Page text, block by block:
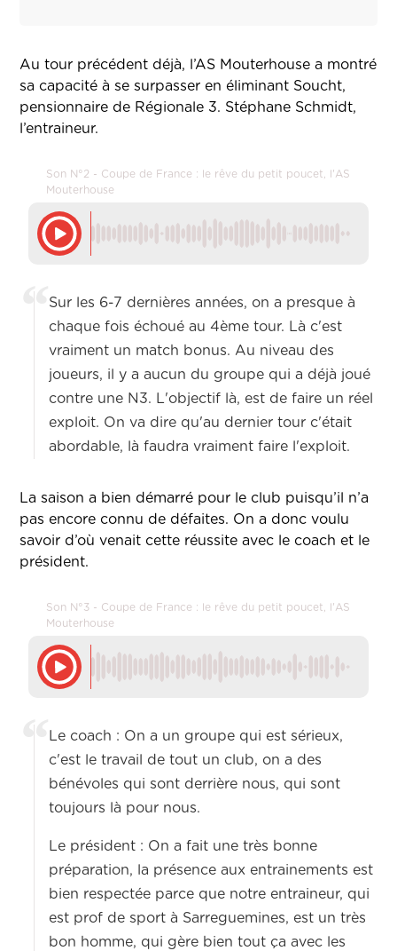
Au tour précédent déjà, l’AS Mouterhouse a montré
sa capacité à se surpasser en éliminant Soucht,
pensionnaire de Régionale 3. Stéphane Schmidt,
l’entraineur.
Son N°2 - Coupe de France : le rêve du petit poucet, l'AS
Mouterhouse
Sur les 6-7 dernières années, on a presque à
chaque fois échoué au 4ème tour. Là c'est
vraiment un match bonus. Au niveau des
joueurs, il y a aucun du groupe qui a déjà joué
contre une N3. L'objectif là, est de faire un réel
exploit. On va dire qu'au dernier tour c'était
abordable, là faudra vraiment faire l'exploit.
La saison a bien démarré pour le club puisqu’il n’a
pas encore connu de défaites. On a donc voulu
savoir d’où venait cette réussite avec le coach et le
président.
Son N°3 - Coupe de France : le rêve du petit poucet, l'AS
Mouterhouse
Le coach : On a un groupe qui est sérieux,
c'est le travail de tout un club, on a des
bénévoles qui sont derrière nous, qui sont
toujours là pour nous.
Le président : On a fait une très bonne
préparation, la présence aux entrainements est
bien respectée parce que notre entraineur, qui
est prof de sport à Sarreguemines, est un très
bon homme, qui gère bien tout ça avec les